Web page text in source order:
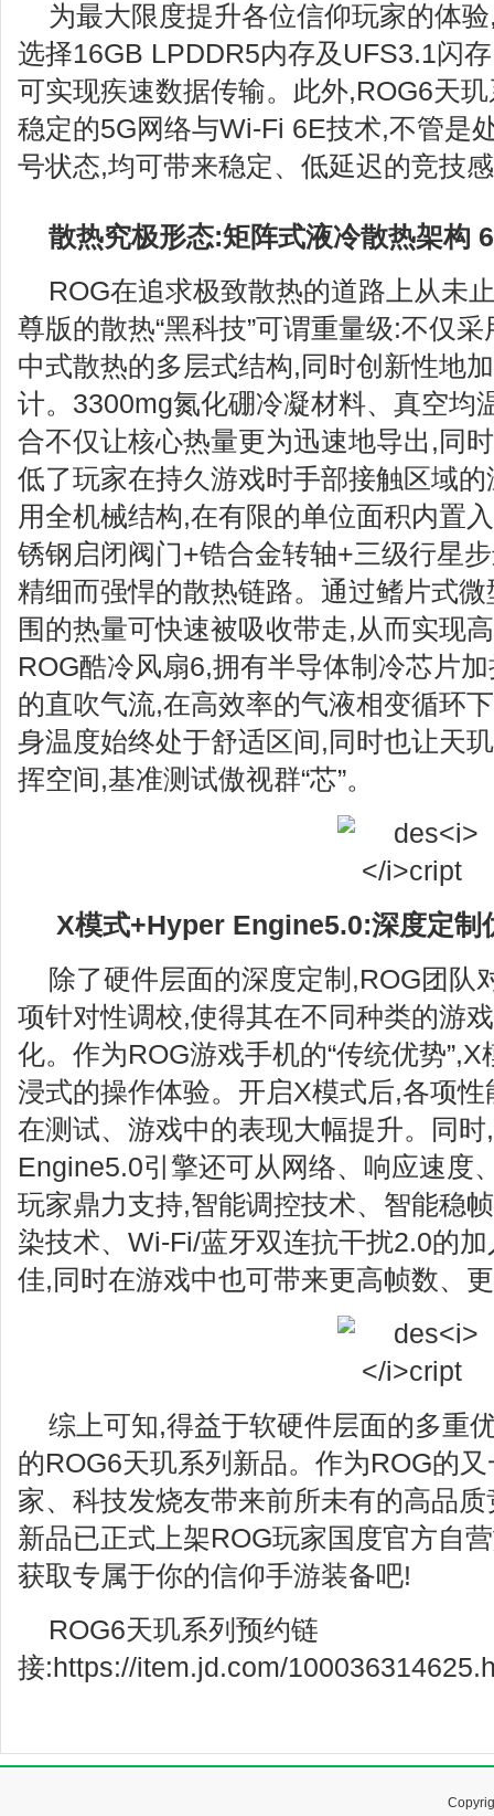
为最大限度提升各位信仰玩家的体
选择16GB LPDDR5内存及UFS3.1闪
可实现疾速数据传输。此外,ROG6天
稳定的5G网络与Wi-Fi 6E技术,不管是
号状态,均可带来稳定、低延迟的竞技
散热究极形态:矩阵式液冷散热架构
ROG在追求极致散热的道路上从未
尊版的散热“黑科技”可谓重量级:不仅
中式散热的多层式结构,同时创新性地
计。3300mg氮化硼冷凝材料、真空均
合不仅让核心热量更为迅速地导出,同
低了玩家在持久游戏时手部接触区域
用全机械结构,在有限的单位面积内置
锈钢启闭阀门+锆合金转轴+三级行星
精细而强悍的散热链路。通过鳍片式
围的热量可快速被吸收带走,从而实现
ROG酷冷风扇6,拥有半导体制冷芯片
的直吹气流,在高效率的气液相变循环
身温度始终处于舒适区间,同时也让天
挥空间,基准测试傲视群“芯”。
X模式+Hyper Engine5.0:深度定制
除了硬件层面的深度定制,ROG团队
项针对性调校,使得其在不同种类的游
化。作为ROG游戏手机的“传统优势
浸式的操作体验。开启X模式后,各项
在测试、游戏中的表现大幅提升。同
Engine5.0引擎还可从网络、响应速度
玩家鼎力支持,智能调控技术、智能稳
染技术、Wi-Fi/蓝牙双连抗干扰2.0的
佳,同时在游戏中也可带来更高帧数、
综上可知,得益于软硬件层面的多重
的ROG6天玑系列新品。作为ROG的
家、科技发烧友带来前所未有的高品
新品已正式上架ROG玩家国度官方自
获取专属于你的信仰手游装备吧!
ROG6天玑系列预约链
接:https://item.jd.com/